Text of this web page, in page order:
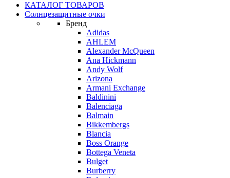
КАТАЛОГ ТОВАРОВ
Солнцезащитные очки
Бренд
Adidas
AHLEM
Alexander McQueen
Ana Hickmann
Andy Wolf
Arizona
Armani Exchange
Baldinini
Balenciaga
Balmain
Bikkembergs
Blancia
Boss Orange
Bottega Veneta
Bulget
Burberry